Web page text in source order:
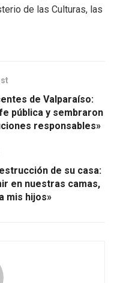
de las Culturas, las
de Valparaíso:
pública y sembraron
responsables»
de su casa:
en nuestras camas,
mis hijos»